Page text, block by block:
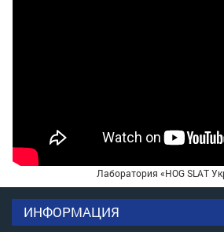
Лаборатория «HOG SLAT
ИНФОРМАЦИЯ